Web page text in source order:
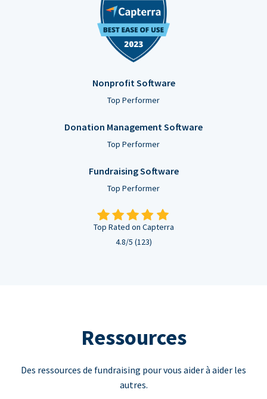
Nonprofit Software
Top Performer
Donation Management Software
Top Performer
Fundraising Software
Top Performer
Top Rated on Capterra
4.8/5 (123)
Ressources
Des ressources de fundraising pour vous aider à aider les
autres.